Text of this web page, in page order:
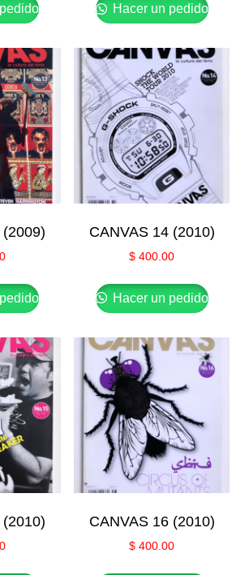
Hacer un pedido
CANVAS 14 (2010)
$ 400.00
Hacer un pedido
CANVAS 16 (2010)
$ 400.00